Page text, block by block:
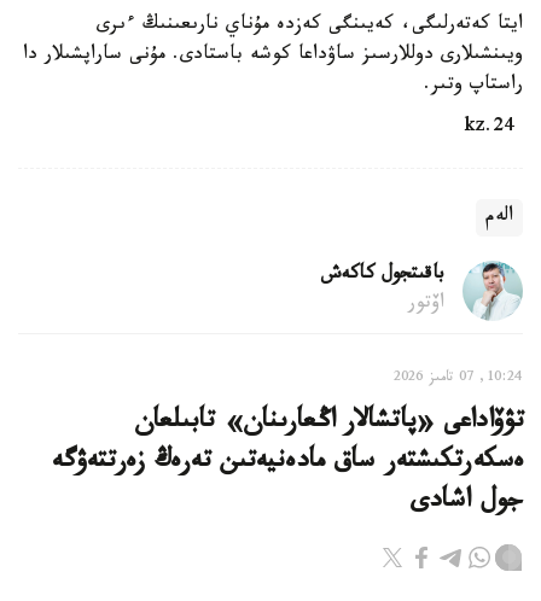
ايتا كەتەرلىگى، كەيىنگى كەزدە مۇناي نارىعىنىڭ ءىرى
ويىنشىلارى دوللارسىز ساۋداعا كوشە باستادى. مۇنى ساراپشىلار دا
راستاپ وتىر.
الەم
باقىتجول كاكەش
اۆتور
10:24, 07 تامىز 2026
تۋۆاداعى «پاتشالار اڭعارىنان» تابىلعان
ەسكەرتكىشتەر ساق مادەنيەتىن تەرەڭ زەرتتەۋگە
جول اشادى